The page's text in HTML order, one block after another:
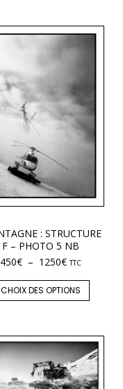
: STRUCTURE
F – PHOTO 5 NB
450€ – 1250€ TTC
CHOIX DES OPTIONS